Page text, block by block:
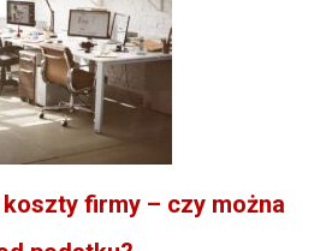
firmy – czy można